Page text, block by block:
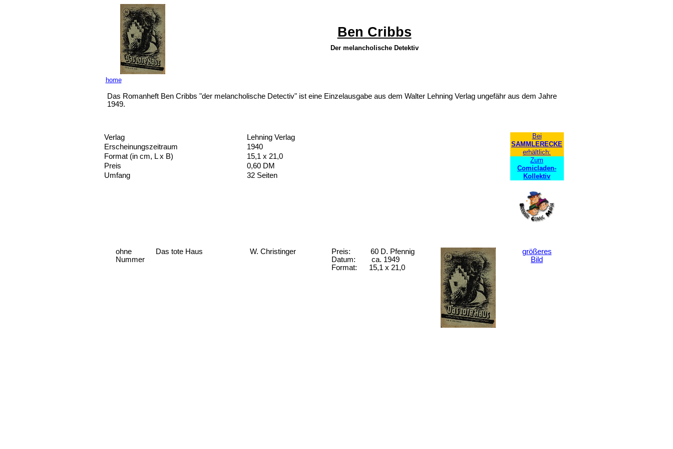
Ben Cribbs
Der melancholische Detektiv
home
Das Romanheft Ben Cribbs "der melancholische Detectiv" ist eine Einzelausgabe aus dem Walter Lehning Verlag ungefähr aus dem Jahre
1949.
Verlag
Lehning Verlag
Erscheinungszeitraum
1940
Format (in cm, L x B)
15,1 x 21,0
Preis
0,60 DM
Umfang
32 Seiten
Bei
SAMMLERECKE
erhältlich:
Zum
Comicladen-
Kollektiv
ohne
Nummer
Das tote Haus W. Christinger
Preis: 60 D. Pfennig
Datum: ca. 1949
Format: 15,1 x 21,0
größeres
Bild